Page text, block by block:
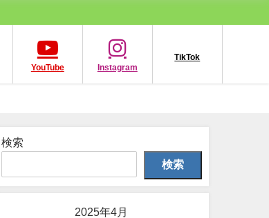
YouTube Instagram
TikTok
検索
検索
2025年4月